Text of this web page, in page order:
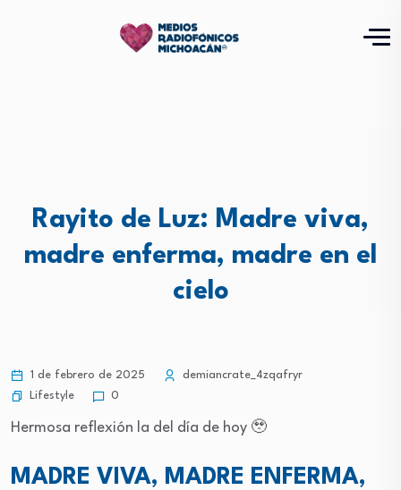
Rayito de Luz: Madre viva,
madre enferma, madre en el
cielo
1 de febrero de 2025
demiancrate_4zqafryr
Lifestyle
0
Hermosa reflexión la del día de hoy 🥹
MADRE VIVA, MADRE ENFERMA,